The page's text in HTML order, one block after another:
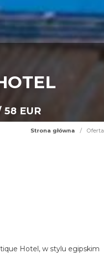
58 EUR
Strona główna / Oferta
Hotel, w stylu egipskim